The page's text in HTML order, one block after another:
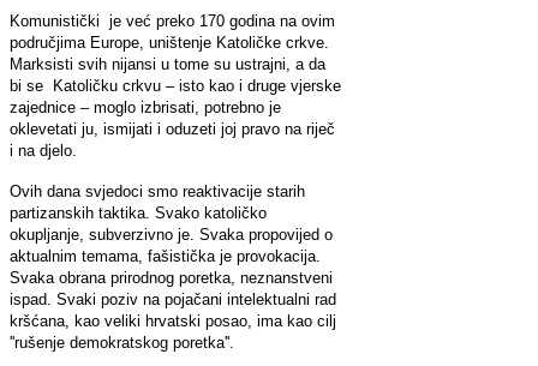
Komunistički je već preko 170 godina na ovim
područjima Europe, uništenje Katoličke crkve.
Marksisti svih nijansi u tome su ustrajni, a da
bi se Katoličku crkvu – isto kao i druge vjerske
zajednice – moglo izbrisati, potrebno je
oklevetati ju, ismijati i oduzeti joj pravo na riječ
i na djelo.
Ovih dana svjedoci smo reaktivacije starih
partizanskih taktika. Svako katoličko
okupljanje, subverzivno je. Svaka propovijed o
aktualnim temama, fašistička je provokacija.
Svaka obrana prirodnog poretka, neznanstveni
ispad. Svaki poziv na pojačani intelektualni rad
kršćana, kao veliki hrvatski posao, ima kao cilj
''rušenje demokratskog poretka''.